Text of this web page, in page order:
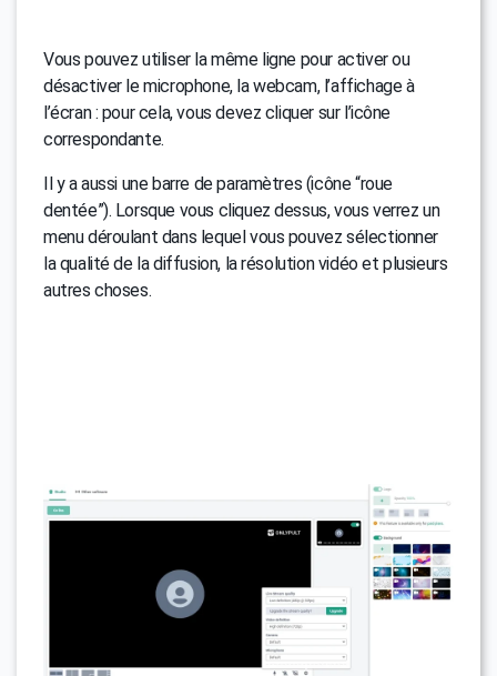
Vous pouvez utiliser la même ligne pour activer ou
désactiver le microphone, la webcam, l’affichage à
l’écran : pour cela, vous devez cliquer sur l’icône
correspondante.
Il y a aussi une barre de paramètres (icône “roue
dentée”). Lorsque vous cliquez dessus, vous verrez un
menu déroulant dans lequel vous pouvez sélectionner
la qualité de la diffusion, la résolution vidéo et plusieurs
autres choses.